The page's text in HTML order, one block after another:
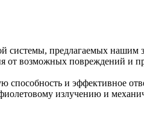
системы, предлагаемых нашим
от возможных повреждений и
и эффективное
излучению и